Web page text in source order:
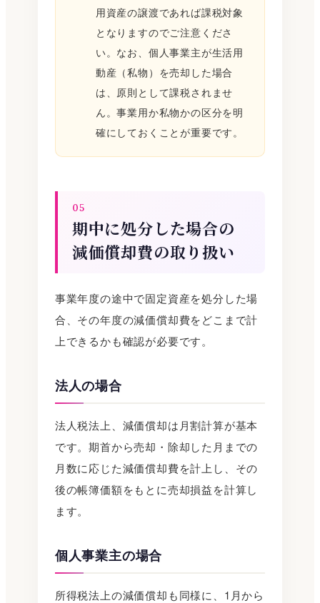
用資産の譲渡であれば課税対象
となりますのでご注意くださ
い。なお、個人事業主が生活用
動産（私物）を売却した場合
は、原則として課税されませ
ん。事業用か私物かの区分を明
確にしておくことが重要です。
05
期中に処分した場合の
減価償却費の取り扱い
事業年度の途中で固定資産を処分した場
合、その年度の減価償却費をどこまで計
上できるかも確認が必要です。
法人の場合
法人税法上、減価償却は月割計算が基本
です。期首から売却・除却した月までの
月数に応じた減価償却費を計上し、その
後の帳簿価額をもとに売却損益を計算し
ます。
個人事業主の場合
所得税法上の減価償却も同様に、1月から